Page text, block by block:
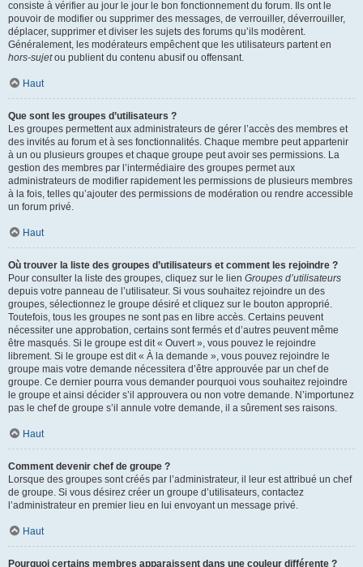
consiste à vérifier au jour le jour le bon fonctionnement du forum. Ils ont le
pouvoir de modifier ou supprimer des messages, de verrouiller, déverrouiller,
déplacer, supprimer et diviser les sujets des forums qu’ils modèrent.
Généralement, les modérateurs empêchent que les utilisateurs partent en
hors-sujetou publient du contenu abusif ou offensant.
Haut
Que sont les groupes d’utilisateurs ?
Les groupes permettent aux administrateurs de gérer l’accès des membres et
des invités au forum et à ses fonctionnalités. Chaque membre peut appartenir
à un ou plusieurs groupes et chaque groupe peut avoir ses permissions. La
gestion des membres par l’intermédiaire des groupes permet aux
administrateurs de modifier rapidement les permissions de plusieurs membres
à la fois, telles qu’ajouter des permissions de modération ou rendre accessible
un forum privé.
Haut
Où trouver la liste des groupes d’utilisateurs et comment les rejoindre ?
Pour consulter la liste des groupes, cliquez sur le lien Groupes d’utilisateurs
depuis votre panneau de l’utilisateur. Si vous souhaitez rejoindre un des
groupes, sélectionnez le groupe désiré et cliquez sur le bouton approprié.
Toutefois, tous les groupes ne sont pas en libre accès. Certains peuvent
nécessiter une approbation, certains sont fermés et d’autres peuvent même
être masqués. Si le groupe est dit « Ouvert », vous pouvez le rejoindre
librement. Si le groupe est dit « À la demande », vous pouvez rejoindre le
groupe mais votre demande nécessitera d’être approuvée par un chef de
groupe. Ce dernier pourra vous demander pourquoi vous souhaitez rejoindre
le groupe et ainsi décider s’il approuvera ou non votre demande. N’importunez
pas le chef de groupe s’il annule votre demande, il a sûrement ses raisons.
Haut
Comment devenir chef de groupe ?
Lorsque des groupes sont créés par l’administrateur, il leur est attribué un chef
de groupe. Si vous désirez créer un groupe d’utilisateurs, contactez
l’administrateur en premier lieu en lui envoyant un message privé.
Haut
Pourquoi certains membres apparaissent dans une couleur différente ?